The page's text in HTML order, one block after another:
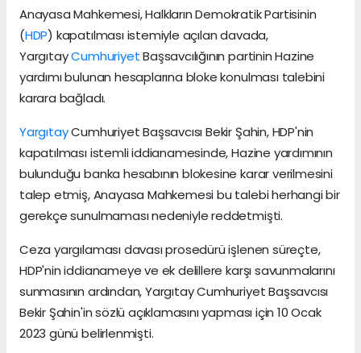
Anayasa Mahkemesi, Halkların Demokratik Partisinin
(HDP) kapatılması istemiyle açılan davada,
YargıtayCumhuriyetBaşsavcılığının partinin Hazine
yardımı bulunan hesaplarına bloke konulması talebini
karara bağladı.
YargıtayCumhuriyet Başsavcısı Bekir Şahin, HDP'nin
kapatılması istemli iddianamesinde, Hazine yardımının
bulunduğu banka hesabının blokesine karar verilmesini
talep etmiş, Anayasa Mahkemesi bu talebi herhangi bir
gerekçe sunulmaması nedeniyle reddetmişti.
Ceza yargılaması davası prosedürü işlenen süreçte,
HDP'nin iddianameye ve ek delillere karşı savunmalarını
sunmasının ardından, Yargıtay Cumhuriyet Başsavcısı
Bekir Şahin'in sözlü açıklamasını yapması için 10 Ocak
2023 günü belirlenmişti.